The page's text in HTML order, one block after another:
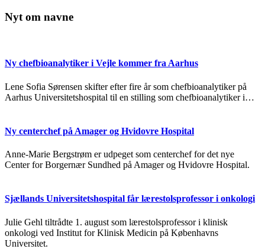
Nyt om navne
Ny chefbioanalytiker i Vejle kommer fra Aarhus
Lene Sofia Sørensen skifter efter fire år som chefbioanalytiker på
Aarhus Universitetshospital til en stilling som chefbioanalytiker i…
Ny centerchef på Amager og Hvidovre Hospital
Anne-Marie Bergstrøm er udpeget som centerchef for det nye
Center for Borgernær Sundhed på Amager og Hvidovre Hospital.
Sjællands Universitetshospital får lærestolsprofessor i onkologi
Julie Gehl tiltrådte 1. august som lærestolsprofessor i klinisk
onkologi ved Institut for Klinisk Medicin på Københavns
Universitet.